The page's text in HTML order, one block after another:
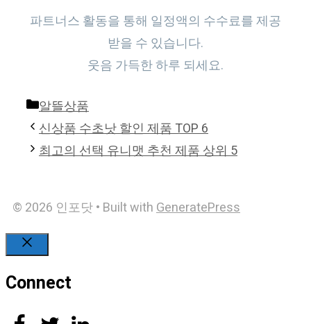
파트너스 활동을 통해 일정액의 수수료를 제공
받을 수 있습니다.
웃음 가득한 하루 되세요.
Categories
알뜰상품
신상품 수초낫 할인 제품 TOP 6
최고의 선택 유니맷 추천 제품 상위 5
© 2026 인포닷• Built withGeneratePress
Connect